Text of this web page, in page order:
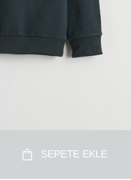
SEPETE EKLE